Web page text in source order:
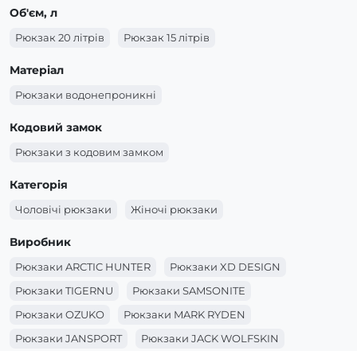
Об'єм, л
Рюкзак 20 літрів Рюкзак 15 літрів
Матеріал
Рюкзаки водонепроникні
Кодовий замок
Рюкзаки з кодовим замком
Категорія
Чоловічі рюкзаки Жіночі рюкзаки
Виробник
Рюкзаки ARCTIC HUNTER
Рюкзаки XD DESIGN
Рюкзаки TIGERNU
Рюкзаки SAMSONITE
Рюкзаки OZUKO
Рюкзаки MARK RYDEN
Рюкзаки JANSPORT
Рюкзаки JACK WOLFSKIN